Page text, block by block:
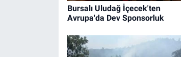
Bursalı Uludağ İçecek'ten
Avrupa'da Dev Sponsorluk